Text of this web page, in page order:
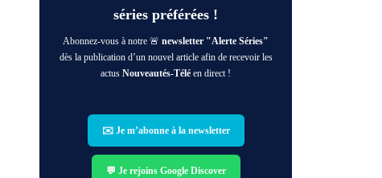
séries préférées !
Abonnez-vous à notre 🚨newsletter "Alerte Séries"
dès la publication d’un nouvel article afin de recevoir les
actusNouveautés-Télé en direct !
✉️ Je m’abonne à la newsletter
💬 Je rejoins Google Discover